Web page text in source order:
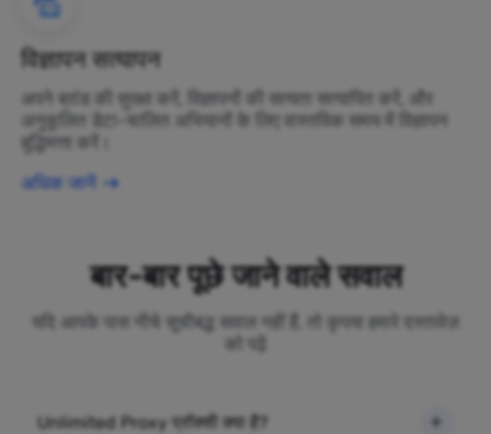
विज्ञापन सत्यापन
अपने ब्रांड की सुरक्षा करें, विज्ञापनों की सत्यता सत्यापित करें, और
अनुकूलित डेटा-चालित अभियानों के लिए वास्तविक समय में विज्ञापन
बुद्धिमत्ता करें।
अधिक जानें
बार-बार पूछे जाने वाले सवाल
यदि आपके पास नीचे सूचीबद्ध सवाल नहीं हैं, तो कृपया हमारे दस्तावेज़
को पढ़ें
Unlimited Proxy प्रॉक्सी क्या है?